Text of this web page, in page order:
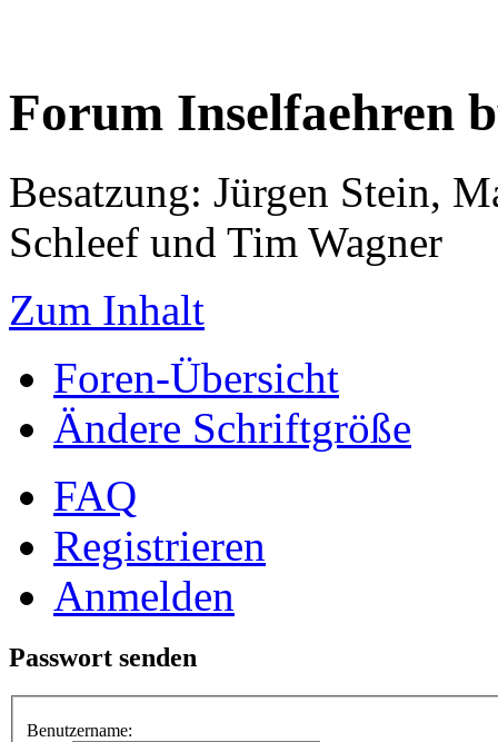
Forum Inselfaehren
Besatzung: Jürgen Stein,
Schleef und Tim Wagner
Zum Inhalt
Foren-Übersicht
Ändere Schriftgröße
FAQ
Registrieren
Anmelden
Passwort senden
Benutzername: